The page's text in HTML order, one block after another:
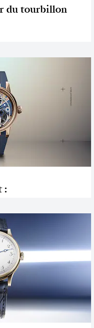
du tourbillon
: